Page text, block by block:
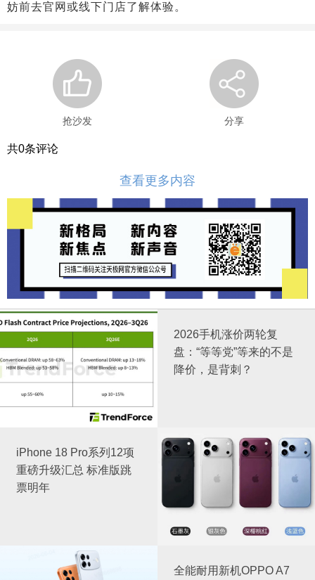
妨前去官网或线下门店了解体验。
抢沙发 分享
共0条评论
查看更多内容
2026手机涨价两轮复
盘：“等等党”等来的不是
降价，是背刺？
iPhone 18 Pro系列12项
重磅升级汇总 标准版跳
票明年
全能耐用新机OPPO A7